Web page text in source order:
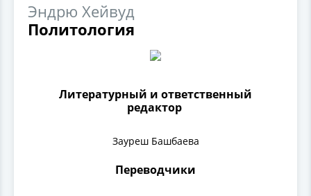
Эндрю Хейвуд
Политология
Литературный и ответственный
редактор
Зауреш Башбаева
Переводчики